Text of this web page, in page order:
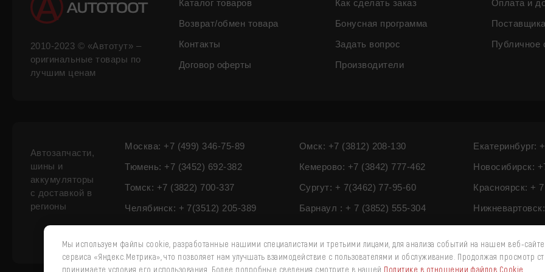
2010-2023 © «Автотут» –
оригинальные товары по
лучшим ценам
Каталог товаров Как сделать заказ
Оплата и
Возврат/обмен товара
Бонусная программа
Контакты
Задать вопрос
Публичное
Договор оферты
Производители
Автозапчасти,
шины и
аккумуляторы
с доставкой в
регионы
Москва: +7 (499) 346-75-89 Омск: +7 (3812) 208-130
Екатеринбург:
Тюмень: +7 (3452) 692-382
Кемерово: +7 (3842) 777-462
Новосибирск:
Томск: +7 (3822) 700-337
Сургут: + 7(3462) 77-95-60
Красноярск: +
Челябинск: + 7(3512) 205-389
Барнаул : + 7 (3852) 555-304
Мы используем файлы cookie, разработанные нашими специалистами и третьими лицами, для анализа событий на нашем веб-
сервиса «Яндекс.Метрика», что позволяет нам улучшать взаимодействие с пользователями и обслуживание. Продолжая просмотр
принимаете условия его использования. Более подробные сведения смотрите в нашей Политике в отношении файлов Cookie